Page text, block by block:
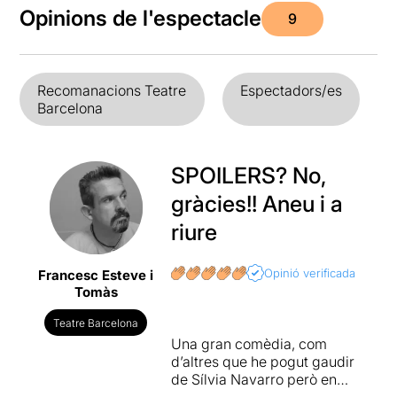
Opinions de l'espectacle 9
Recomanacions Teatre
Barcelona
Espectadors/es
Francesc Esteve i
Tomàs
Teatre Barcelona
SPOILERS? No,
gràcies!! Aneu i a
riure
Opinió verificada
Una gran comèdia, com
d’altres que he pogut gaudir
de Sílvia Navarro però en